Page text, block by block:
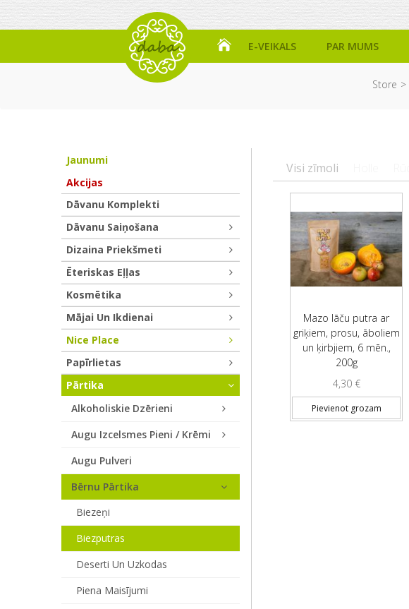
E-VEIKALS PAR MUMS
Store
Visi zīmoli
Mazo lāču putra ar
griķiem, prosu, āboliem
un ķirbjiem, 6 mēn.,
200g
4,30 €
Pievienot grozam
Jaunumi
Akcijas
Dāvanu Komplekti
Dāvanu Saiņošana
Dizaina Priekšmeti
Ēteriskas Eļļas
Kosmētika
Mājai Un Ikdienai
Nice Place
Papīrlietas
Pārtika
Alkoholiskie Dzērieni
Augu Izcelsmes Pieni / Krēmi
Augu Pulveri
Bērnu Pārtika
Biezeņi
Biezputras
Deserti Un Uzkodas
Piena Maisījumi